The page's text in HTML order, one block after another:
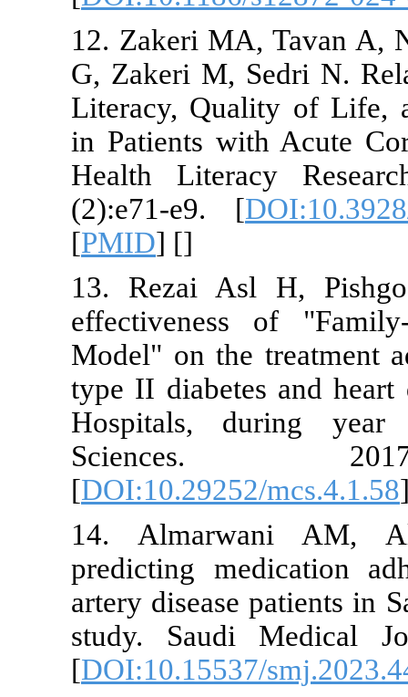
12. Zakeri
G, Zakeri
Literacy,
in Patients
Health
(2):e71-e9.
13. Rezai
Model" on
type II
Hospitals,
[
14.
predicting
artery
study.
[